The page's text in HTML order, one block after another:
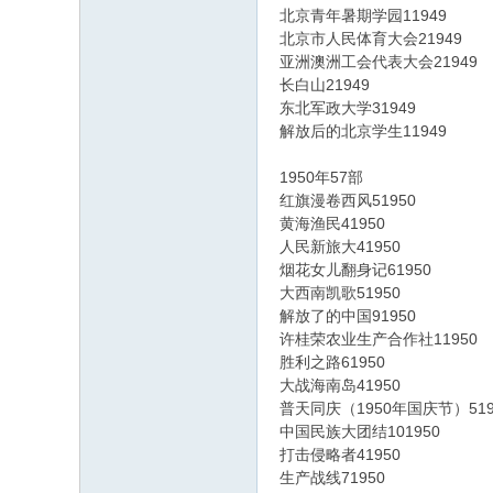
北京青年暑期学园11949
北京市人民体育大会21949
亚洲澳洲工会代表大会21949
长白山21949
东北军政大学31949
解放后的北京学生11949
1950年57部
红旗漫卷西风51950
黄海渔民41950
人民新旅大41950
烟花女儿翻身记61950
大西南凯歌51950
解放了的中国91950
许桂荣农业生产合作社11950
胜利之路61950
大战海南岛41950
普天同庆（1950年国庆节）
中国民族大团结101950
打击侵略者41950
生产战线71950